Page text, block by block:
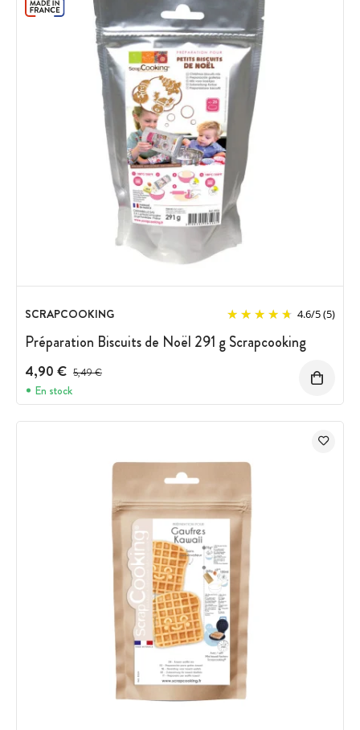
SCRAPCOOKING 4.6/5(5)
Préparation Biscuits de Noël 291 g Scrapcooking
4,90 € Prix avant réduction :
5,49 €
En stock